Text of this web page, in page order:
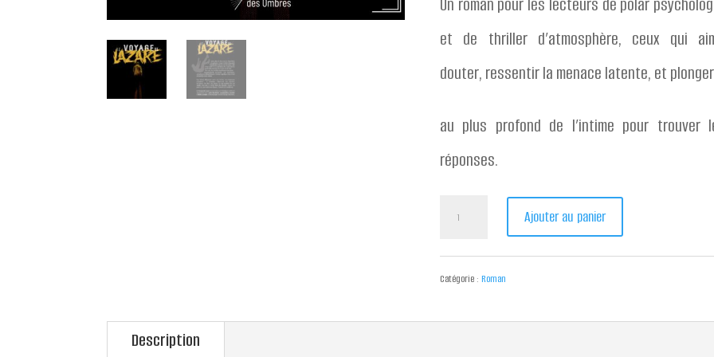
Un roman pour les lecteurs de polar
et de thriller d’atmosphère, ceux qui
douter, ressentir la menace latente, et plonger
au plus profond de l’intime pour trouver
réponses.
quantité
Le
Ajouter au panier
Catégorie : Roman
Description